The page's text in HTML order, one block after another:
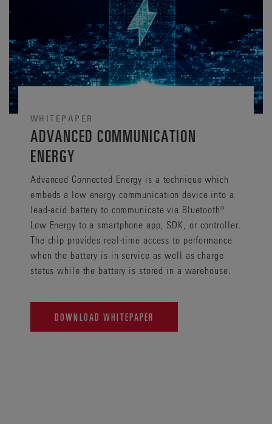
WHITEPAPER
ADVANCED COMMUNICATION
ENERGY
Advanced Connected Energy is a technique which
embeds a low energy communication device into a
lead-acid battery to communicate via Bluetooth®
Low Energy to a smartphone app, SDK, or controller.
The chip provides real-time access to performance
when the battery is in service as well as charge
status while the battery is stored in a warehouse.
DOWNLOAD WHITEPAPER